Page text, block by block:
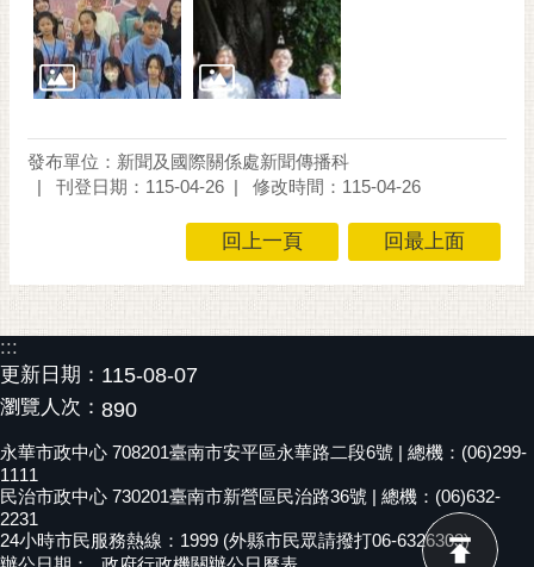
發布單位：新聞及國際關係處新聞傳播科
刊登日期：115-04-26
修改時間：115-04-26
回上一頁 回最上面
:::
更新日期： 115-08-07
瀏覽人次： 890
永華市政中心 708201臺南市安平區永華路二段6號 | 總機：(06)299-
1111
民治市政中心 730201臺南市新營區民治路36號 | 總機：(06)632-
2231
24小時市民服務熱線：1999 (外縣市民眾請撥打06-6326303)